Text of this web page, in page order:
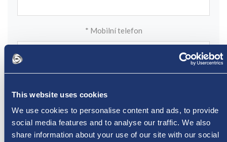
This website uses cookies
We use cookies to personalise content and ads, to provide
social media features and to analyse our traffic. We also
share information about your use of our site with our social
* Mobilní telefon
*Zopakujte e-mail :